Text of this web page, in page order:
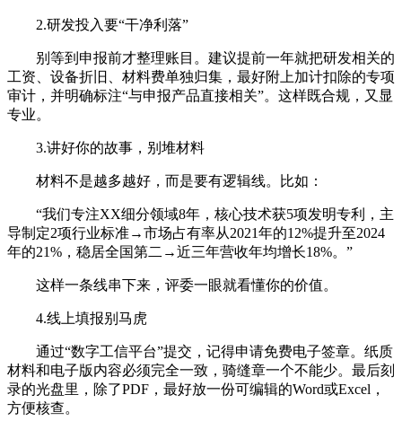
2.研发投入要“干净利落”
别等到申报前才整理账目。建议提前一年就把研发相关的
工资、设备折旧、材料费单独归集，最好附上加计扣除的专项
审计，并明确标注“与申报产品直接相关”。这样既合规，又显
专业。
3.讲好你的故事，别堆材料
材料不是越多越好，而是要有逻辑线。比如：
“我们专注XX细分领域8年，核心技术获5项发明专利，主
导制定2项行业标准→市场占有率从2021年的12%提升至2024
年的21%，稳居全国第二→近三年营收年均增长18%。”
这样一条线串下来，评委一眼就看懂你的价值。
4.线上填报别马虎
通过“数字工信平台”提交，记得申请免费电子签章。纸质
材料和电子版内容必须完全一致，骑缝章一个不能少。最后刻
录的光盘里，除了PDF，最好放一份可编辑的Word或Excel，
方便核查。